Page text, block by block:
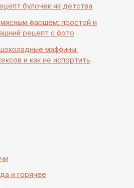
булочек из детства
мясным фаршем: простой и
рецепт с фото
маффины:
и как не испортить
и горячее